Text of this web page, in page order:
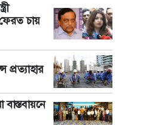
চায়
প্রত্যাহার